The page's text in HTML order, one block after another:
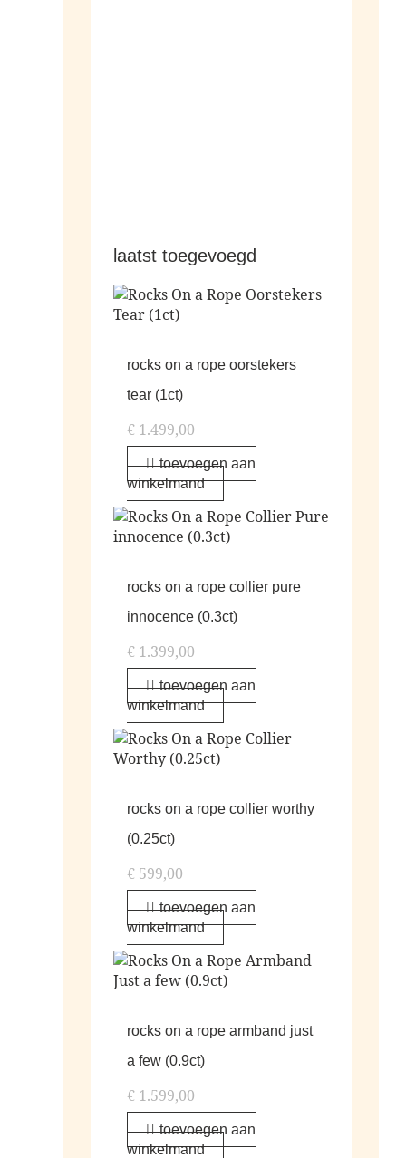
laatst toegevoegd
rocks on a rope oorstekers
tear (1ct)
€ 1.499,00
toevoegen aan
winkelmand
rocks on a rope collier pure
innocence (0.3ct)
€ 1.399,00
toevoegen aan
winkelmand
rocks on a rope collier worthy
(0.25ct)
€ 599,00
toevoegen aan
winkelmand
rocks on a rope armband just
a few (0.9ct)
€ 1.599,00
toevoegen aan
winkelmand